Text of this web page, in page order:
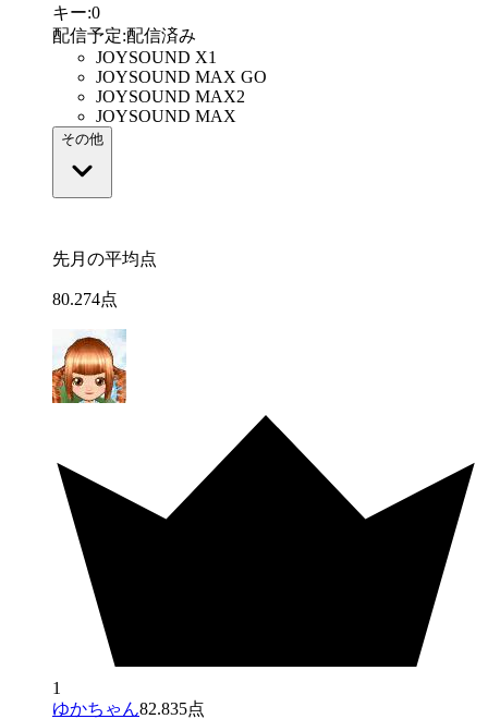
キー:0
配信予定:配信済み
JOYSOUND X1
JOYSOUND MAX GO
JOYSOUND MAX2
JOYSOUND MAX
その他
先月の平均点
80.274点
1
ゆかちゃん82.835点